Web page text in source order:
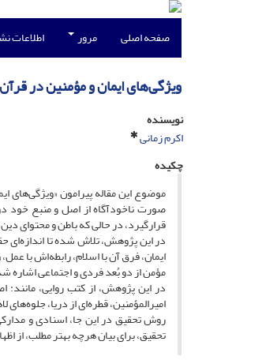
صفحه اصلی مرور اطلاعات
ویژگی‌های ایمان و مؤمنین در
نویسنده
اکرم زمانی
چکیده
موضوع این مقاله پیرامون
صورت ناخودآگاه از اصل و منبع خود
قرارگیرد، در حالی که باطن و محتوای
در این پژوهش، تلاش شده تا اندازه‌ای
ایمان، فرق آن با اسلام، رابطه‌اش با
مؤمن از دو بُعد فردی و اجتماعی اشاره
در این پژوهش، از کتب روایی، مانند:
امیرالمؤمنین، قطره‌ای از دریا،
روش تحقیق در این جا، اسنادی و
تحقیق، برای بیان هرچه بهتر مطلب،